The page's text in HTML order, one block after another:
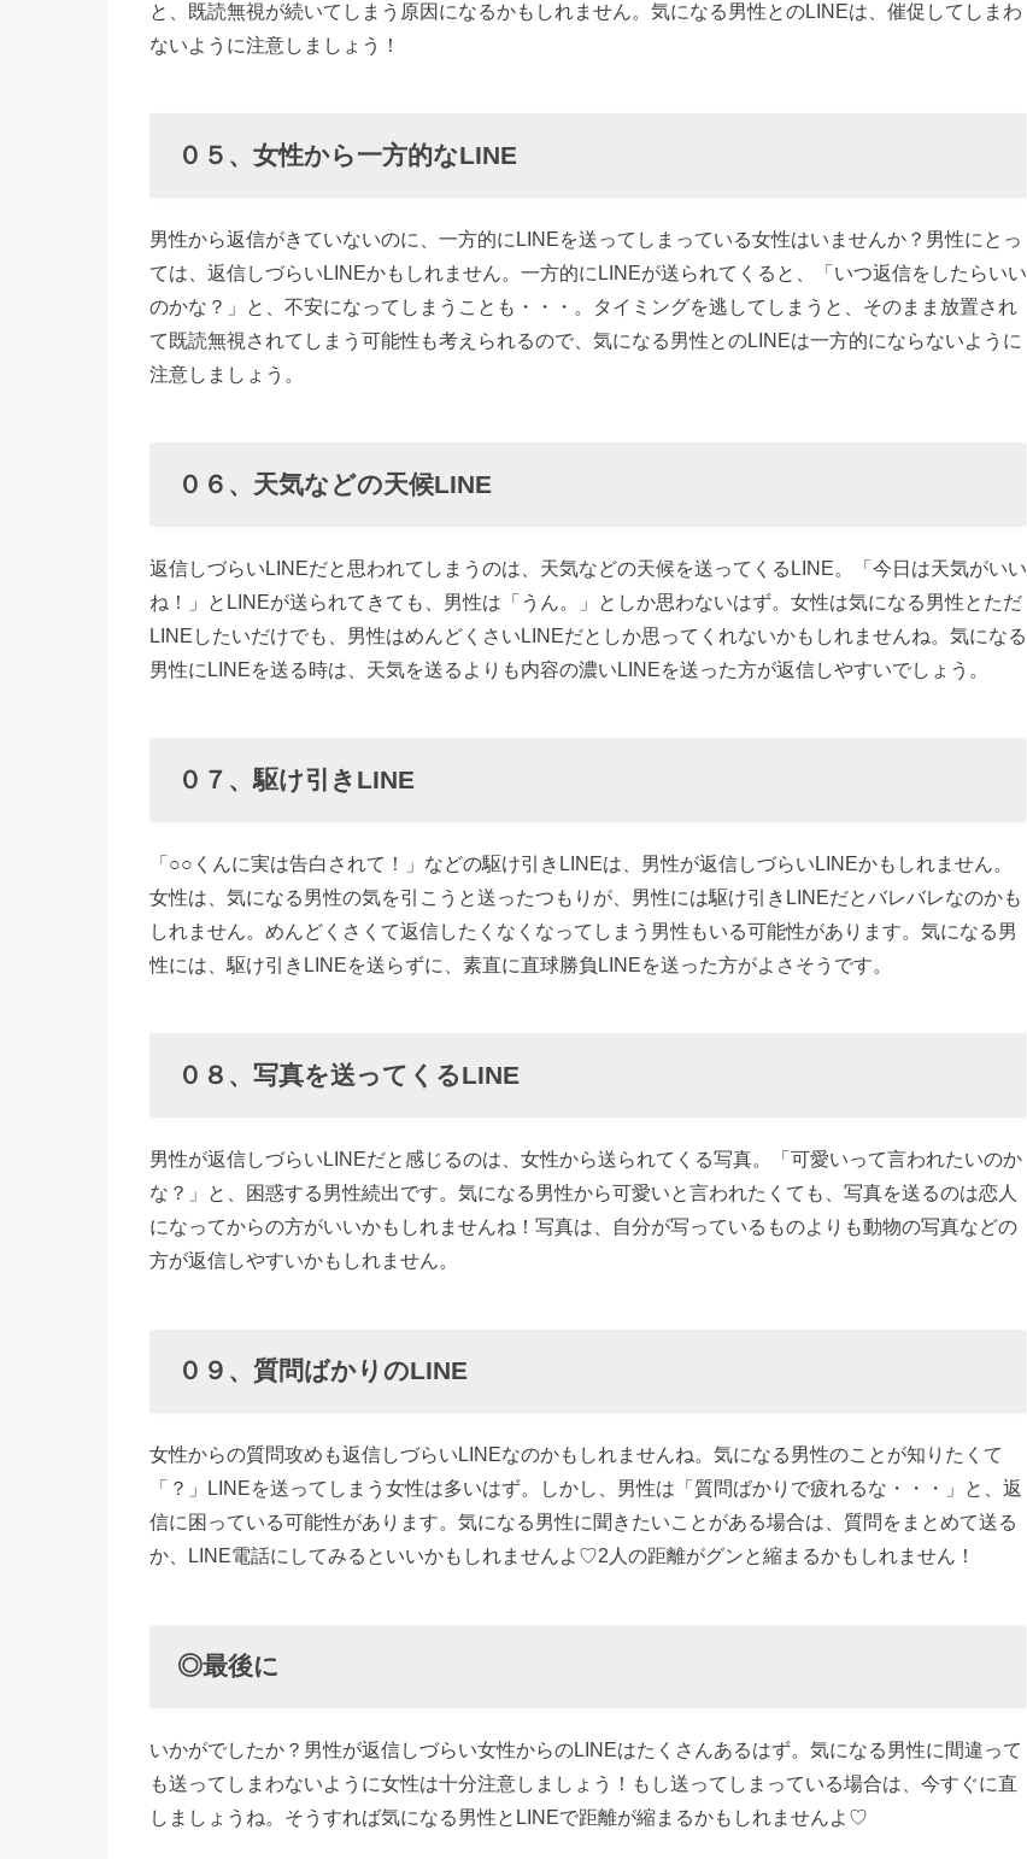
と、既読無視が続いてしまう原因になるかもしれません。気になる男性とのLINEは、催促してしまわ
ないように注意しましょう！
０５、女性から一方的なLINE
男性から返信がきていないのに、一方的にLINEを送ってしまっている女性はいませんか？男性にとっ
ては、返信しづらいLINEかもしれません。一方的にLINEが送られてくると、「いつ返信をしたらいい
のかな？」と、不安になってしまうことも・・・。タイミングを逃してしまうと、そのまま放置され
て既読無視されてしまう可能性も考えられるので、気になる男性とのLINEは一方的にならないように
注意しましょう。
０６、天気などの天候LINE
返信しづらいLINEだと思われてしまうのは、天気などの天候を送ってくるLINE。「今日は天気がいい
ね！」とLINEが送られてきても、男性は「うん。」としか思わないはず。女性は気になる男性とただ
LINEしたいだけでも、男性はめんどくさいLINEだとしか思ってくれないかもしれませんね。気になる
男性にLINEを送る時は、天気を送るよりも内容の濃いLINEを送った方が返信しやすいでしょう。
０７、駆け引きLINE
「○○くんに実は告白されて！」などの駆け引きLINEは、男性が返信しづらいLINEかもしれません。
女性は、気になる男性の気を引こうと送ったつもりが、男性には駆け引きLINEだとバレバレなのかも
しれません。めんどくさくて返信したくなくなってしまう男性もいる可能性があります。気になる男
性には、駆け引きLINEを送らずに、素直に直球勝負LINEを送った方がよさそうです。
０８、写真を送ってくるLINE
男性が返信しづらいLINEだと感じるのは、女性から送られてくる写真。「可愛いって言われたいのか
な？」と、困惑する男性続出です。気になる男性から可愛いと言われたくても、写真を送るのは恋人
になってからの方がいいかもしれませんね！写真は、自分が写っているものよりも動物の写真などの
方が返信しやすいかもしれません。
０９、質問ばかりのLINE
女性からの質問攻めも返信しづらいLINEなのかもしれませんね。気になる男性のことが知りたくて
「？」LINEを送ってしまう女性は多いはず。しかし、男性は「質問ばかりで疲れるな・・・」と、返
信に困っている可能性があります。気になる男性に聞きたいことがある場合は、質問をまとめて送る
か、LINE電話にしてみるといいかもしれませんよ♡2人の距離がグンと縮まるかもしれません！
◎最後に
いかがでしたか？男性が返信しづらい女性からのLINEはたくさんあるはず。気になる男性に間違って
も送ってしまわないように女性は十分注意しましょう！もし送ってしまっている場合は、今すぐに直
しましょうね。そうすれば気になる男性とLINEで距離が縮まるかもしれませんよ♡